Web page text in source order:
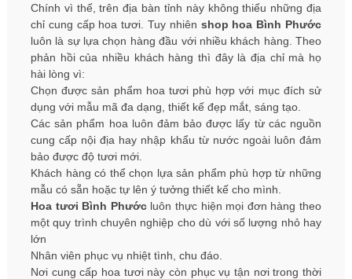
Chính vì thế, trên địa bàn tỉnh này không thiếu những địa
chỉ cung cấp hoa tươi. Tuy nhiên shop hoa Bình Phước
luôn là sự lựa chọn hàng đầu với nhiều khách hàng. Theo
phản hồi của nhiều khách hàng thì đây là địa chỉ mà họ
hài lòng vì:
Chọn được sản phẩm hoa tươi phù hợp với mục đích sử
dụng với mẫu mã đa dạng, thiết kế đẹp mắt, sáng tạo.
Các sản phẩm hoa luôn đảm bảo được lấy từ các nguồn
cung cấp nội địa hay nhập khẩu từ nước ngoài luôn đảm
bảo được độ tươi mới.
Khách hàng có thể chọn lựa sản phẩm phù hợp từ những
mẫu có sẵn hoặc tự lên ý tưởng thiết kế cho mình.
Hoa tươi Bình Phướcluôn thực hiện mọi đơn hàng theo
một quy trình chuyên nghiệp cho dù với số lượng nhỏ hay
lớn
Nhân viên phục vụ nhiệt tình, chu đáo.
Nơi cung cấp hoa tươi này còn phục vụ tận nơi trong thời